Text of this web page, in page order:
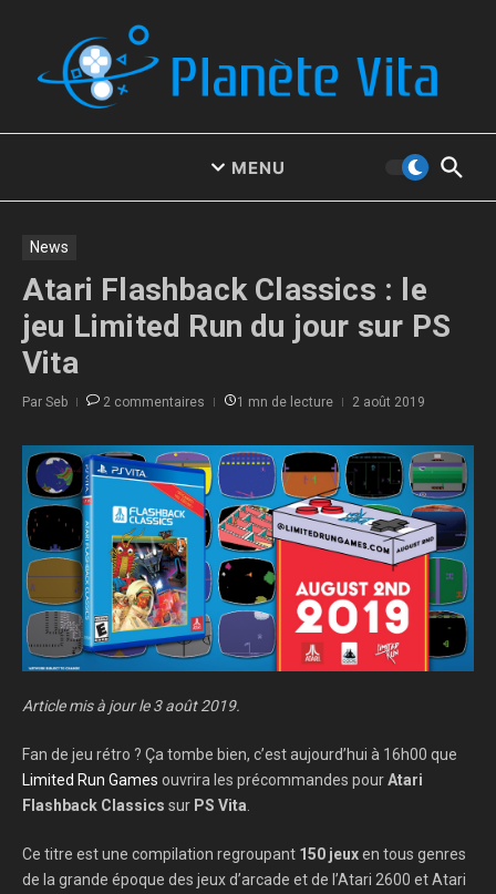
MENU
News
Atari Flashback Classics : le
jeu Limited Run du jour sur PS
Vita
Par Seb 2 commentaires 1 mn de lecture 2 août 2019
Article mis à jour le 3 août 2019.
Fan de jeu rétro ? Ça tombe bien, c’est aujourd’hui à 16h00 que
Limited Run Games ouvrira les précommandes pourAtari
Flashback Classics sur PS Vita
Ce titre est une compilation regroupant 150 jeuxen tous genres
de la grande époque des jeux d’arcade et de l’Atari 2600 et Atari